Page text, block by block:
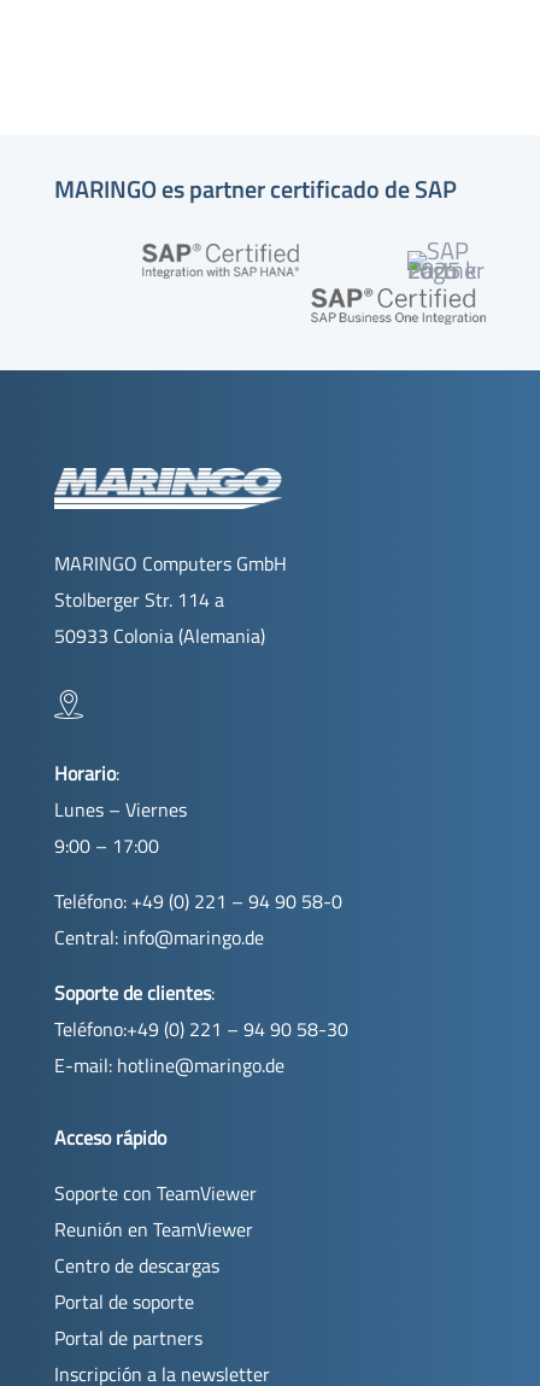
MARINGO es partner certificado de SAP
MARINGO Computers GmbH
Stolberger Str. 114 a
50933 Colonia (Alemania)
Horario:
Lunes – Viernes
9:00 – 17:00
Teléfono: +49 (0) 221 – 94 90 58-0
Central: info@maringo.de
Soporte de clientes:
Teléfono:+49 (0) 221 – 94 90 58-30
E-mail: hotline@maringo.de
Acceso rápido
Soporte con TeamViewer
Reunión en TeamViewer
Centro de descargas
Portal de soporte
Portal de partners
Inscripción a la newsletter